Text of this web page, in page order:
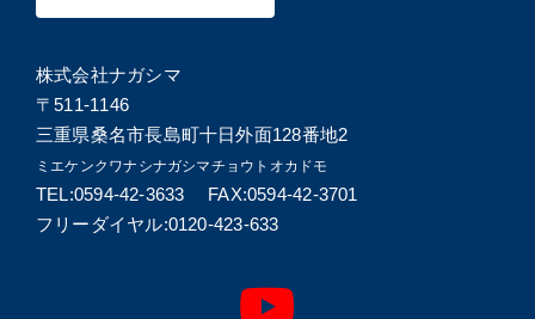
株式会社ナガシマ
〒511-1146
三重県桑名市長島町十日外面128番地2
ミエケンクワナシナガシマチョウトオカドモ
TEL:0594-42-3633 FAX:0594-42-3701
フリーダイヤル:0120-423-633